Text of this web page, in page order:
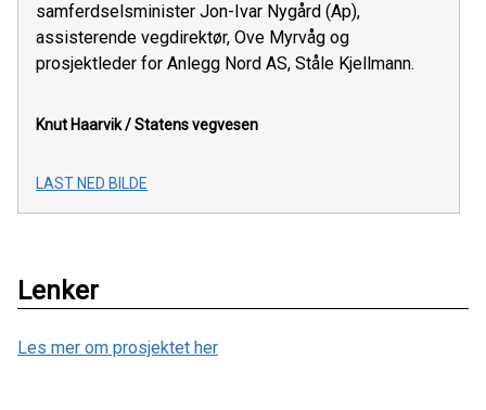
samferdselsminister Jon-Ivar Nygård (Ap),
assisterende vegdirektør, Ove Myrvåg og
prosjektleder for Anlegg Nord AS, Ståle Kjellmann.
Knut Haarvik /Statens vegvesen
LAST NED BILDE
Lenker
Les mer om prosjektet her